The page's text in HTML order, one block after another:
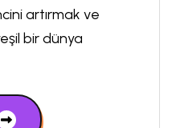
artırmak ve
bir dünya